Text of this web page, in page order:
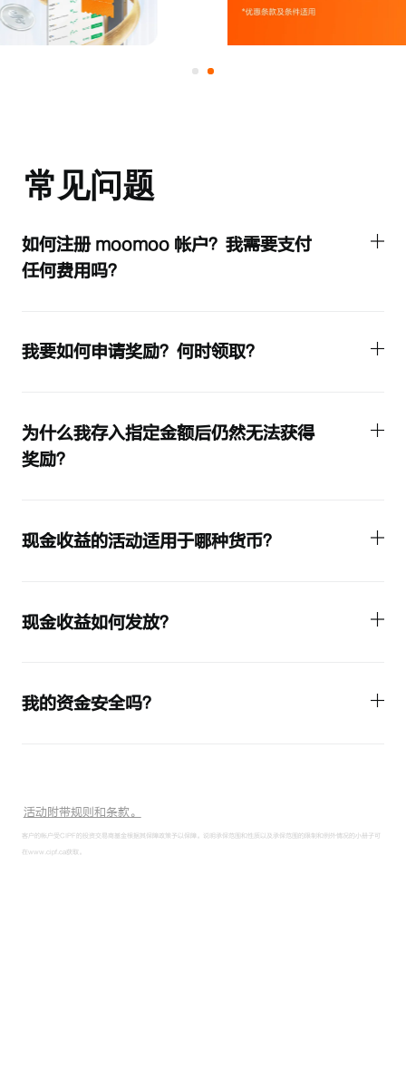
常见问题
如何注册 moomoo 帐户？我需要支付
任何费用吗？
我要如何申请奖励？何时领取？
为什么我存入指定金额后仍然无法获得
奖励？
现金收益的活动适用于哪种货币？
现金收益如何发放？
我的资金安全吗？
活动附带规则和条款。
客户的帐户受CIPF的投资交易商基金根据其保障政策予以保障。说明承保范围和性质以及承保范围的限制和例外情况的小册子可
在www.cipf.ca获取。